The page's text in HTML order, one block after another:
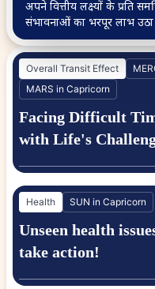
Overall Transit Effect
MARS in Capricorn
Facing Difficult
with Life's
Health SUN in Capricorn
Unseen health
take action!
अपने वित्तीय लक्ष्यों के प्रति
संभावनाओं का भरपूर लाभ